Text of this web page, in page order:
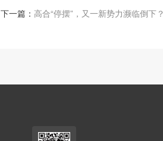
下一篇： 高合“停摆”，又一新势力濒临倒下